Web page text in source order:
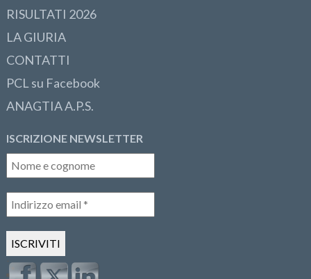
RISULTATI 2026
LA GIURIA
CONTATTI
PCL su Facebook
ANAGTIA A.P.S.
ISCRIZIONE NEWSLETTER